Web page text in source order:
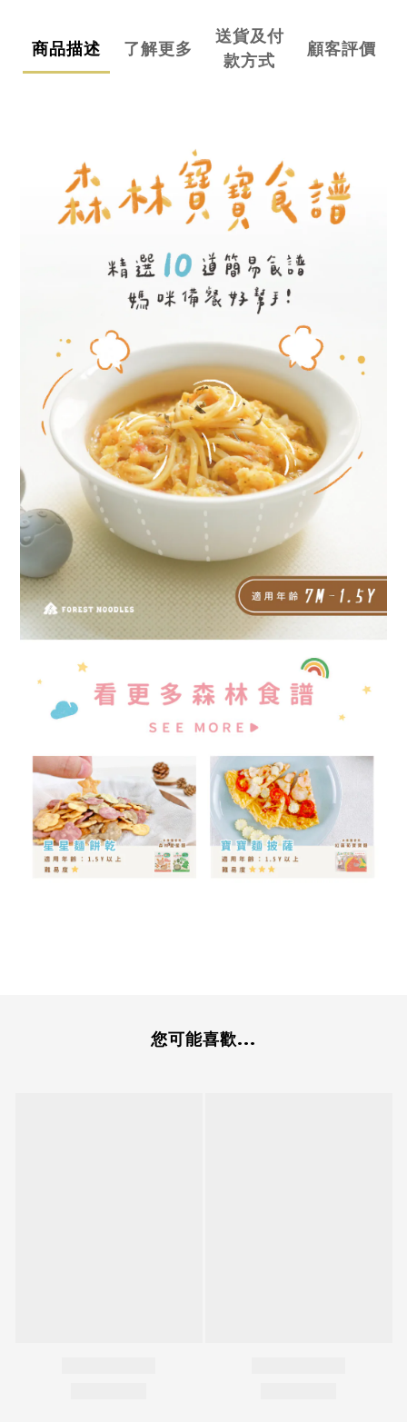
商品描述 了解更多
送貨及付
款方式
顧客評價
您可能喜歡...